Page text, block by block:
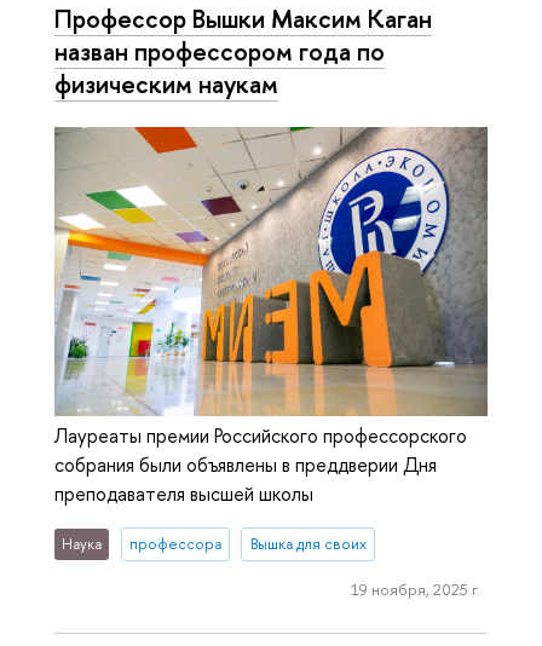
Профессор Вышки Максим Каган
назван профессором года по
физическим наукам
Лауреаты премии Российского профессорского
собрания были объявлены в преддверии Дня
преподавателя высшей школы
Наука профессора Вышка для своих
19 ноября, 2025 г.